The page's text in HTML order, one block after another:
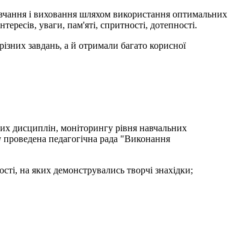
і виховання шляхом використання оптимальних
уваги, пам'яті, спритності, дотепності.
завдань, а й отримали багато корисної
дисциплін, моніторингу рівня навчальних
проведена педагогічна рада "Виконання
на яких демонструвались творчі знахідки;